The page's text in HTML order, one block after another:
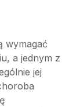
wymagać
a jednym z
jej